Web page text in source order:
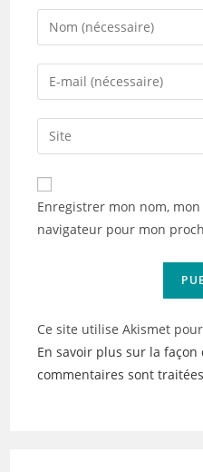
Enter
your
name
comment
Enter
your
email
address
comment
Saisir
l’URL
de
votre
(facultatif)
Enregistrer mon nom,
navigateur pour mon
Ce site utilise Akismet
En savoir plus sur la
commentaires sont traitées